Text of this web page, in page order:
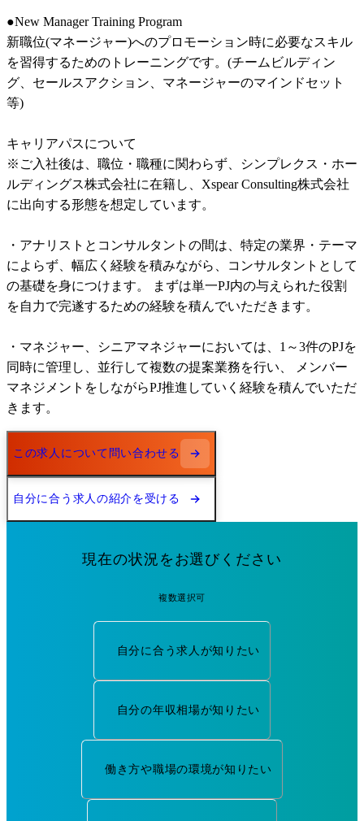
●New Manager Training Program
新職位(マネージャー)へのプロモーション時に必要なスキル
を習得するためのトレーニングです。(チームビルディン
グ、セールスアクション、マネージャーのマインドセット
等)
キャリアパスについて
※ご入社後は、職位・職種に関わらず、シンプレクス・ホー
ルディングス株式会社に在籍し、Xspear Consulting株式会社
に出向する形態を想定しています。
・アナリストとコンサルタントの間は、特定の業界・テーマ
によらず、幅広く経験を積みながら、コンサルタントとして
の基礎を身につけます。 まずは単一PJ内の与えられた役割
を自力で完遂するための経験を積んでいただきます。
・マネジャー、シニアマネジャーにおいては、1～3件のPJを
同時に管理し、並行して複数の提案業務を行い、 メンバー
マネジメントをしながらPJ推進していく経験を積んでいただ
この求人について問い合わせる
自分に合う求人の紹介を受ける
現在の状況をお選びください
複数選択可
自分に合う求人が知りたい
自分の年収相場が知りたい
働き方や職場の環境が知りたい